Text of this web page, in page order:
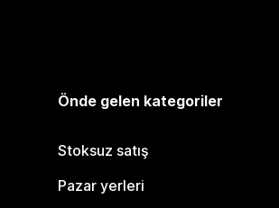
Önde gelen kategoriler
Stoksuz satış
Pazar yerleri